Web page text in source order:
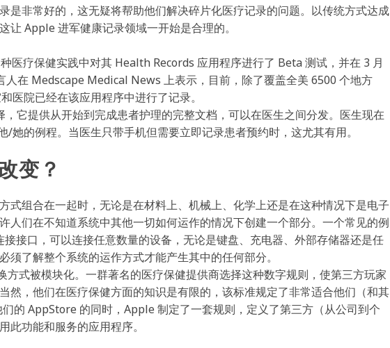
是非常好的，这无疑将帮助他们解决碎片化医疗记录的问题。以传统方式达成
让 Apple 进军健康记录领域一开始是合理的。
医疗保健实践中对其 Health Records 应用程序进行了 Beta 测试，并在 3 月
人在 Medscape Medical News 上表示，目前，除了覆盖全美 6500 个地方
医院已经在该应用程序中进行了记录。
它提供从开始到完成患者护理的完整文档，可以在医生之间分发。医生现在
她的例程。当医生只带手机但需要立即记录患者预约时，这尤其有用。
变？
式组合在一起时，无论是在材料上、机械上、化学上还是在这种情况下是电子
人们在不知道系统中其他一切如何运作的情况下创建一个部分。一个常见的例
接口，可以连接任意数量的设备，无论是键盘、充电器、外部存储器还是任
了解整个系统的运作方式才能产生其中的任何部分。
方式被模块化。一群著名的医疗保健提供商选择这种数字规则，使第三方玩家
然，他们在医疗保健方面的知识是有限的，该标准规定了非常适合他们（和其
的 AppStore 的同时，Apple 制定了一套规则，定义了第三方（从公司到个
此功能和服务的应用程序。